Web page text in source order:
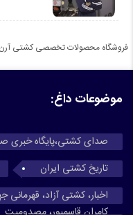
فروشگاه محصولات تخصصی کشتی
موضوعات داغ:
صدای کشتی،پایگاه خبری
تاریخ کشتی ایران
اخبار، کشتی آزاد،